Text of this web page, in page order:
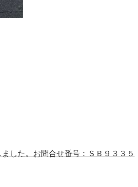
した。お問合せ番号：ＳＢ９３３５